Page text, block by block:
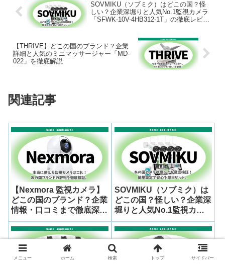
SOVMIKU（ソブミク）はどこの国？怪
しい？企業深堀りと人気No.1監視カメラ
「SFWK-10V-4HB312-1T」の徹底レビュ
【THRIVE】どこの国のブランド？企業
詳細と人気のミニマッサージャー「MD-
022」を徹底解説
関連記事
【Nexmora 監視カメラ】
どこの国のブランド？企業
情報・口コミまで徹底深堀
り
SOVMIKU（ソブミク）は
どこの国？怪しい？企業深
堀りと人気No.1監視カメ
ラ「SFWK-10V-4HB312-
1T」の徹底レビューと設
定方法
メニュー ホーム 検索 トップ サイドバー